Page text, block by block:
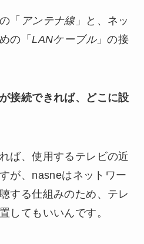
「 アンテナ線」と、ネッ
の「LANケーブル」の接
接続できれば、どこに設
ば、使用するテレビの近
が、nasneはネットワー
する仕組みのため、テレ
してもいいんです。